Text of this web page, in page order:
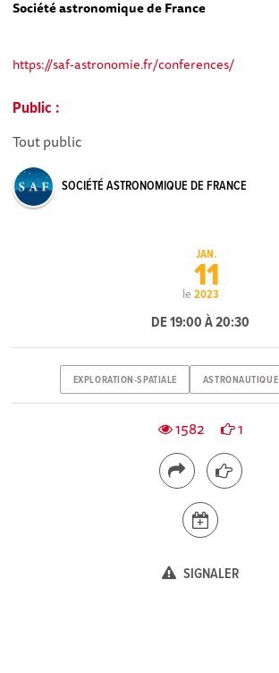
Société astronomique de France
https://saf-astronomie.fr/conferences/
Public :
Tout public
SOCIÉTÉ ASTRONOMIQUE DE FRANCE
le
JAN.
11
2023
DE 19:00 À 20:30
EXPLORATION-SPATIALE ASTRONAUTIQUE
1582 1
SIGNALER